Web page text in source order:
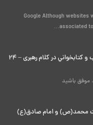
Google Although websites
associated
كتابخواني در كلام رهبری – ۲۴
موفق باشید
محمد(ص) و امام صادق(ع)